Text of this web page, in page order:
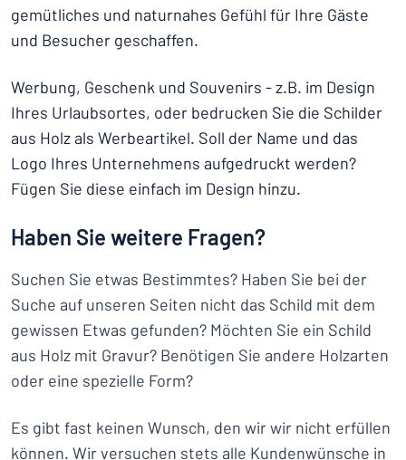
gemütliches und naturnahes Gefühl für Ihre Gäste
und Besucher geschaffen.
Werbung, Geschenk und Souvenirs - z.B. im Design
Ihres Urlaubsortes, oder bedrucken Sie die Schilder
aus Holz als Werbeartikel. Soll der Name und das
Logo Ihres Unternehmens aufgedruckt werden?
Fügen Sie diese einfach im Design hinzu.
Haben Sie weitere Fragen?
Suchen Sie etwas Bestimmtes? Haben Sie bei der
Suche auf unseren Seiten nicht das Schild mit dem
gewissen Etwas gefunden? Möchten Sie ein Schild
aus Holz mit Gravur? Benötigen Sie andere Holzarten
oder eine spezielle Form?
Es gibt fast keinen Wunsch, den wir wir nicht erfüllen
können. Wir versuchen stets alle Kundenwünsche in